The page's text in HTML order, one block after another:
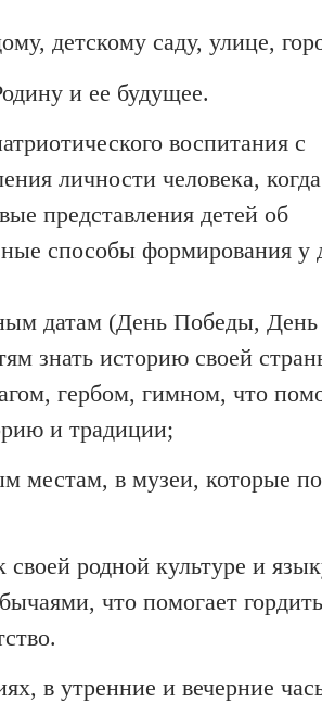
детскому саду, улице,
и ее будущее.
воспитания с
личности человека, когда
представления детей об
способы формирования у
датам (День Победы, День
знать историю своей
гербом, гимном, что
и традиции;
местам, в музеи, которые
родной культуре и
что помогает
в утренние и вечерние